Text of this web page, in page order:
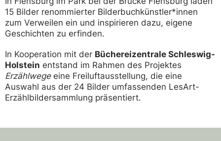
15 Bilder renommierter Bilderbuchkünstler*innen
zum Verweilen ein und inspirieren dazu, eigene
Geschichten zu erfinden.
In Kooperation mit der Büchereizentrale Schleswig-
Holstein entstand im Rahmen des Projektes
Erzählwegeeine Freiluftausstellung, die eine
Auswahl aus der 24 Bilder umfassenden LesArt-
Erzählbildersammlung präsentiert.